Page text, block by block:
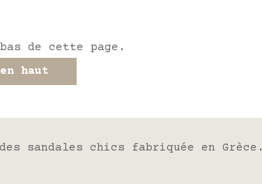
de cette page.
haut
sandales chics fabriquée en Grèce.